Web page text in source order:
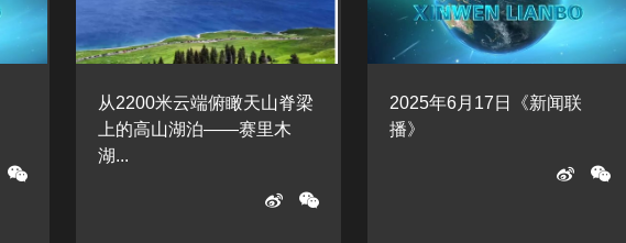
从2200米云端俯瞰天山脊梁
上的高山湖泊——赛里木
湖...
2025年6月17日《新闻联
播》